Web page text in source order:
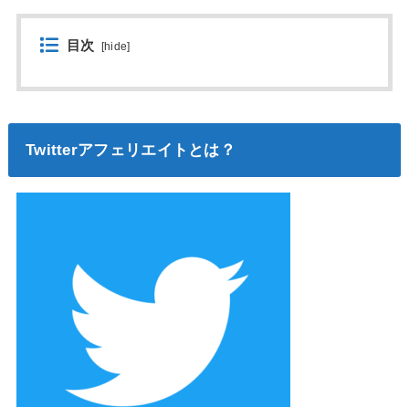
目次 [hide]
Twitterアフェリエイトとは？